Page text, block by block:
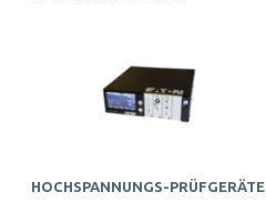
HOCHSPANNUNGS-PRÜFGERÄTE